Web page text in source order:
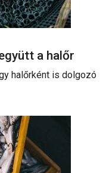
a halőr
halőrként is dolgozó